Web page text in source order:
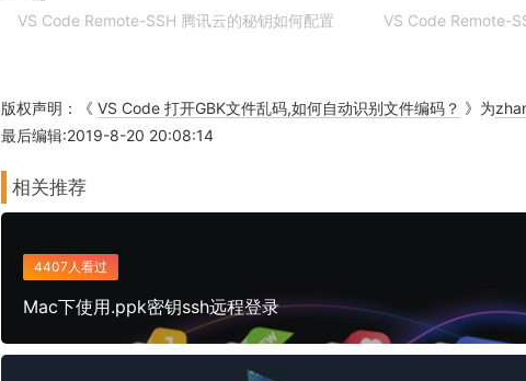
VS Code Remote-SSH 腾讯云的秘钥如何配置
VS Code Remote-
版权声明：《 VS Code 打开GBK文件乱码,如何自动识别文件编码？ 》为
最后编辑:2019-8-20 20:08:14
相关推荐
4407人看过
Mac下使用.ppk密钥ssh远程登录